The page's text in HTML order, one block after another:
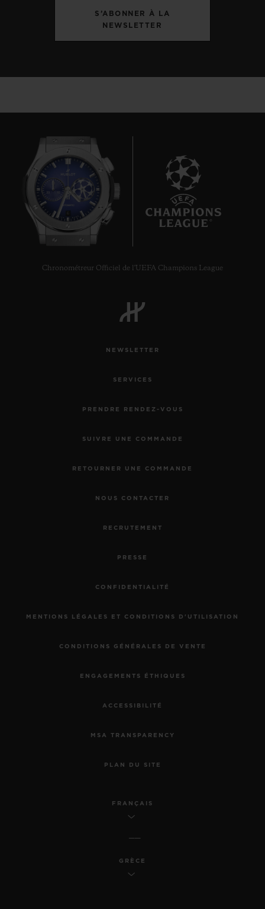
S’ABONNER À LA
NEWSLETTER
Chronométreur Officiel de l'UEFA Champions League
NEWSLETTER
SERVICES
PRENDRE RENDEZ-VOUS
SUIVRE UNE COMMANDE
RETOURNER UNE COMMANDE
NOUS CONTACTER
RECRUTEMENT
PRESSE
CONFIDENTIALITÉ
MENTIONS LÉGALES ET CONDITIONS D'UTILISATION
CONDITIONS GÉNÉRALES DE VENTE
ENGAGEMENTS ÉTHIQUES
ACCESSIBILITÉ
MSA TRANSPARENCY
PLAN DU SITE
FRANÇAIS
GRÈCE